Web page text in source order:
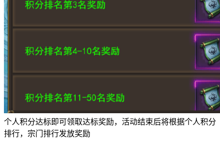
个人积分达标即可领取达标奖励，活动结束后将根据个人积分
排行，宗门排行发放奖励